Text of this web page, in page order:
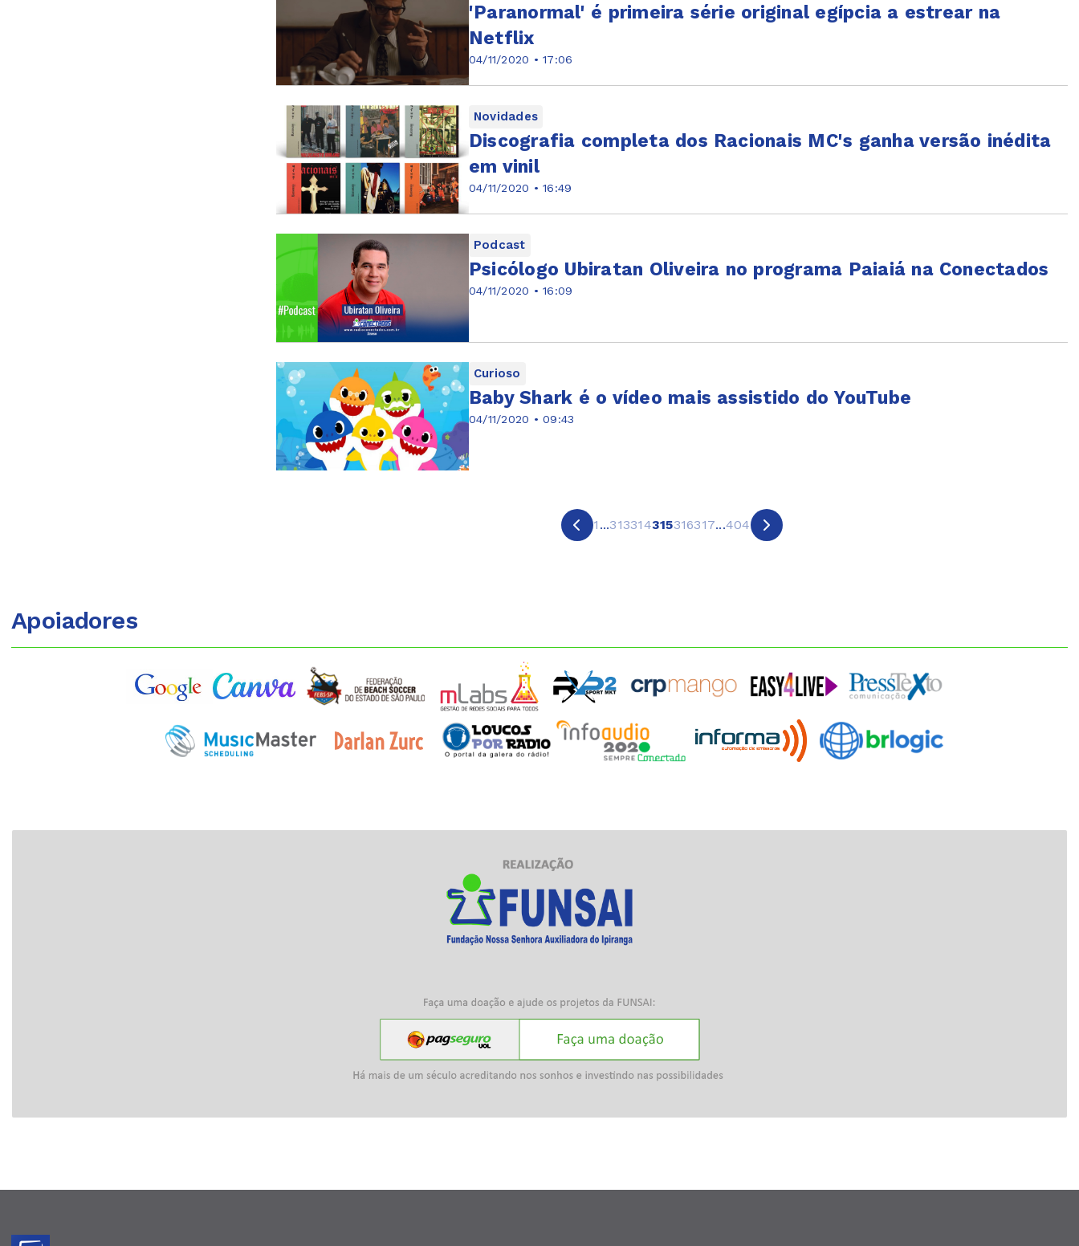
04/11/2020 • 17:06
'Paranormal' é primeira série original egípcia a estrear na
Netflix
Novidades
04/11/2020 • 16:49
Discografia completa dos Racionais MC's ganha versão inédita
em vinil
Podcast
04/11/2020 • 16:09
Psicólogo Ubiratan Oliveira no programa Paiaiá na Conectados
Curioso
04/11/2020 • 09:43
Baby Shark é o vídeo mais assistido do YouTube
1 ...313314315316317...404
Apoiadores